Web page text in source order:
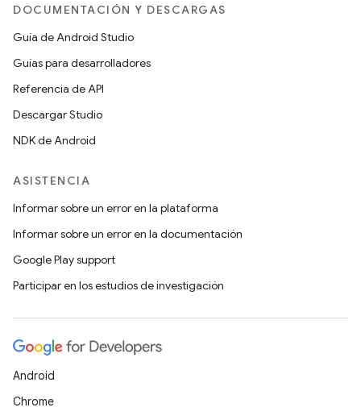
DOCUMENTACIÓN Y DESCARGAS
Guía de Android Studio
Guías para desarrolladores
Referencia de API
Descargar Studio
NDK de Android
ASISTENCIA
Informar sobre un error en la plataforma
Informar sobre un error en la documentación
Google Play support
Participar en los estudios de investigación
Android
Chrome